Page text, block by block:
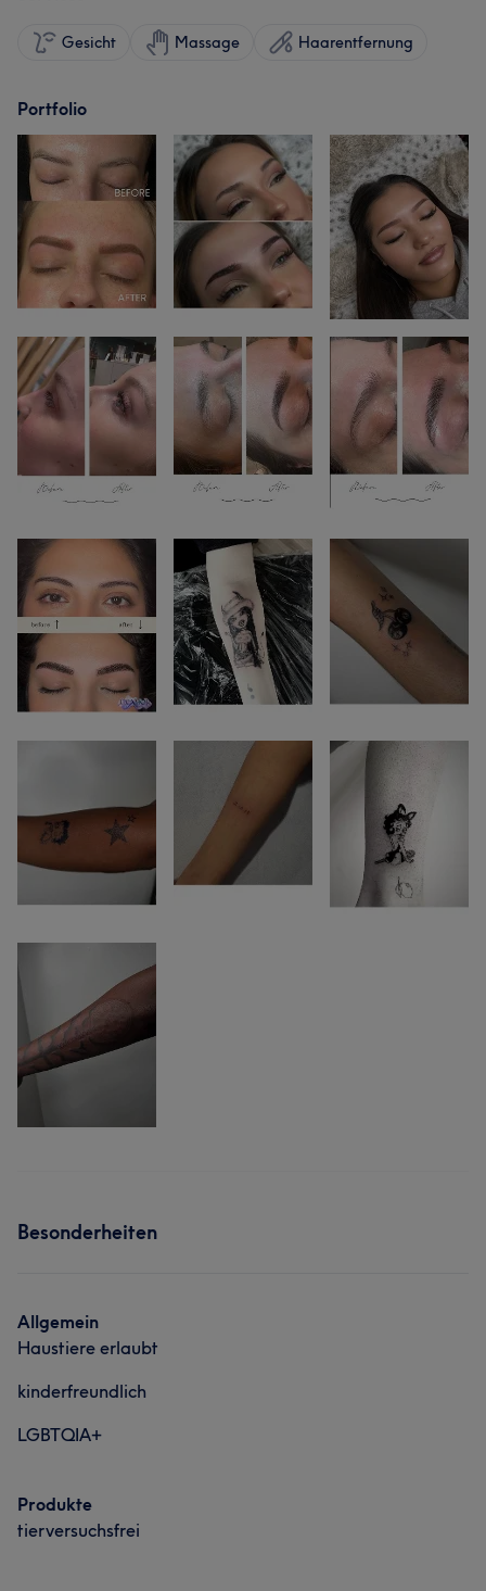
Gesicht Massage Haarentfernung
Portfolio
Besonderheiten
Allgemein
Haustiere erlaubt
kinderfreundlich
LGBTQIA+
Produkte
tierversuchsfrei